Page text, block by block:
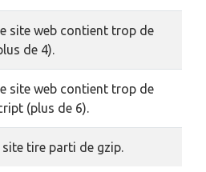
site web contient trop de
de 4).
site web contient trop de
(plus de 6).
tire parti de gzip.